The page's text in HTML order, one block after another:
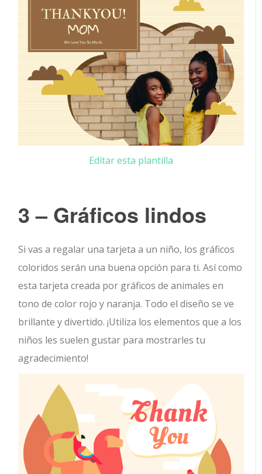
Editar esta plantilla
3 – Gráficos lindos
Si vas a regalar una tarjeta a un niño, los gráficos
coloridos serán una buena opción para ti. Así como
esta tarjeta creada por gráficos de animales en
tono de color rojo y naranja. Todo el diseño se ve
brillante y divertido. ¡Utiliza los elementos que a los
niños les suelen gustar para mostrarles tu
agradecimiento!